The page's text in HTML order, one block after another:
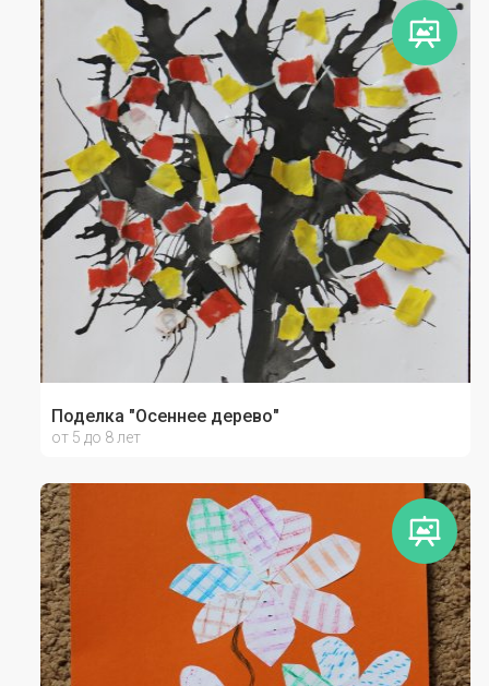
Поделка "Осеннее дерево"
от 5 до 8 лет